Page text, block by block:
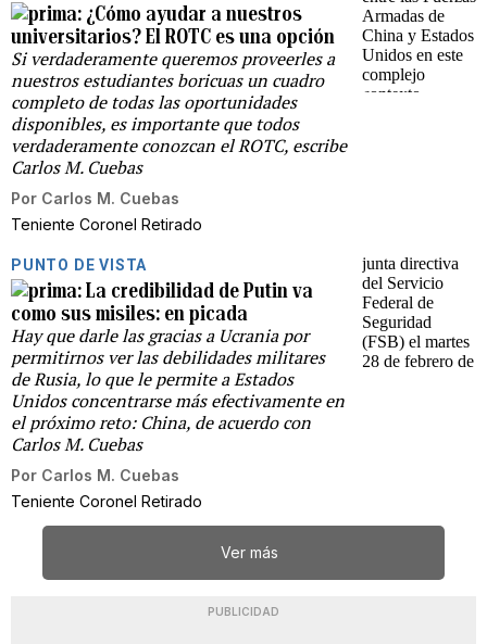
¿Cómo ayudar a nuestros
universitarios? El ROTC es una opción
Si verdaderamente queremos proveerles a
nuestros estudiantes boricuas un cuadro
completo de todas las oportunidades
disponibles, es importante que todos
verdaderamente conozcan el ROTC, escribe
Carlos M. Cuebas
Por Carlos M. Cuebas
Teniente Coronel Retirado
PUNTO DE VISTA
La credibilidad de Putin va
como sus misiles: en picada
Hay que darle las gracias a Ucrania por
permitirnos ver las debilidades militares
de Rusia, lo que le permite a Estados
Unidos concentrarse más efectivamente en
el próximo reto: China, de acuerdo con
Carlos M. Cuebas
Por Carlos M. Cuebas
Teniente Coronel Retirado
Ver más
PUBLICIDAD